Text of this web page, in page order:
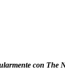
con The